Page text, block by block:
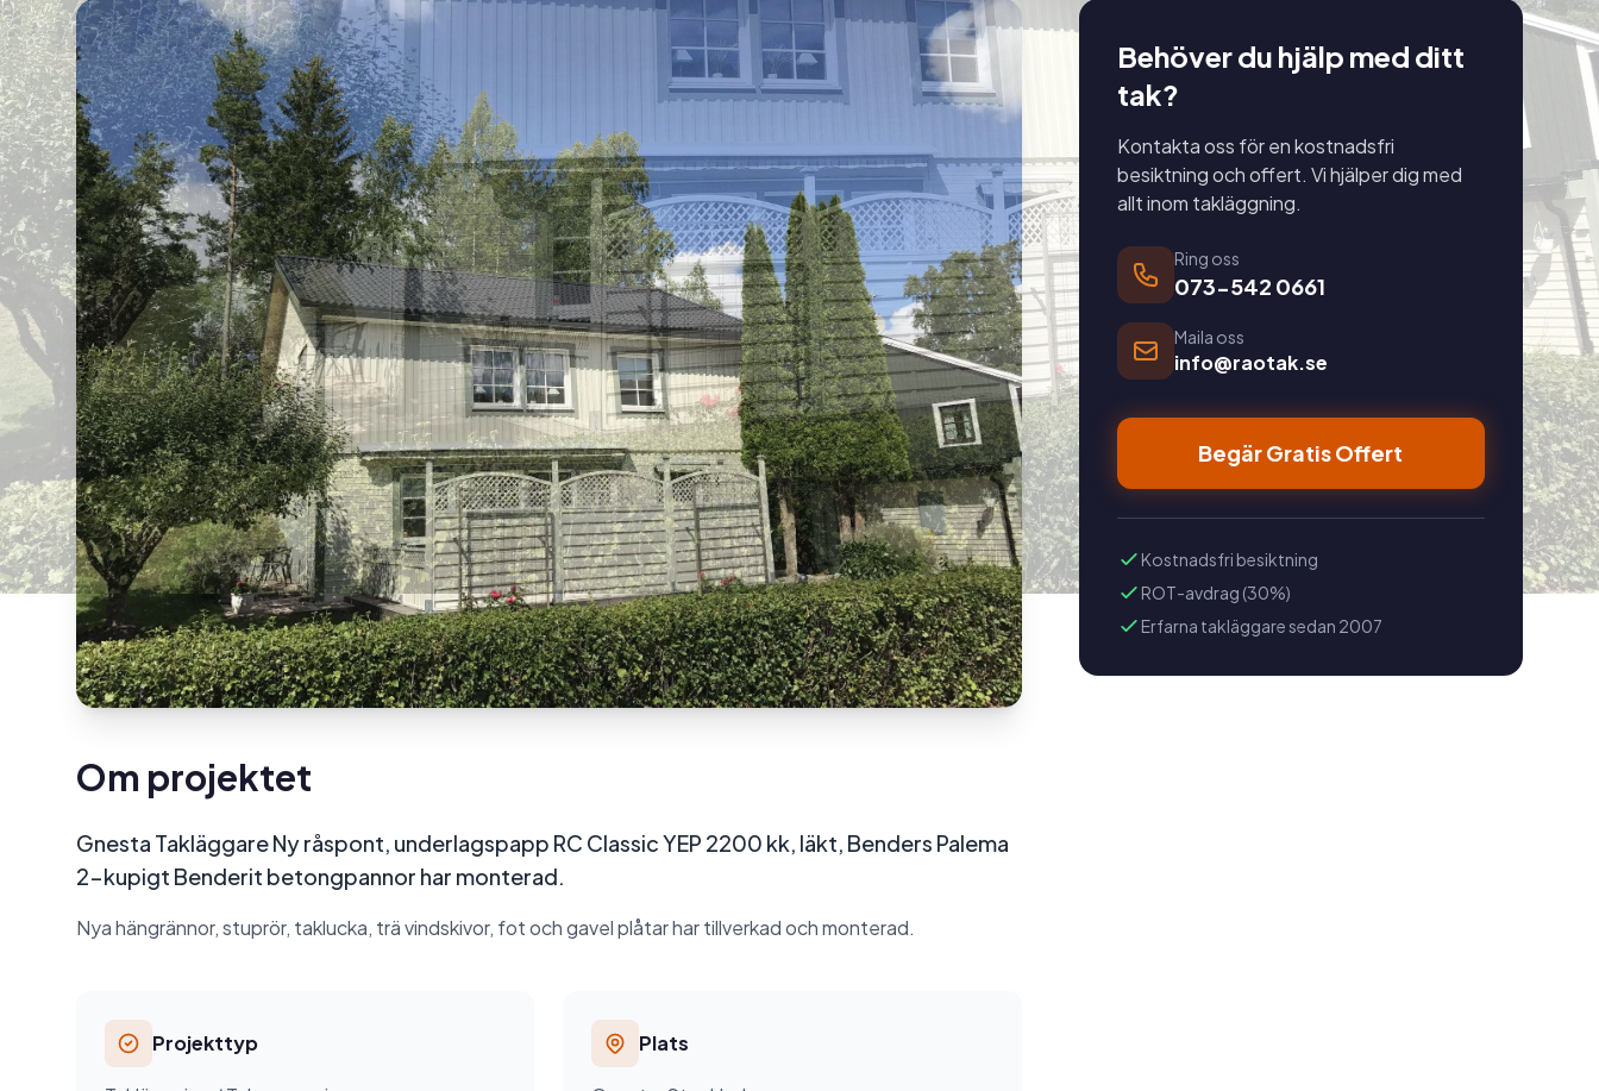
Om projektet
Gnesta Takläggare Ny råspont, underlagspapp RC Classic YEP 2200 kk, läkt, Benders Palema
2-kupigt Benderit betongpannor har monterad.
Nya hängrännor, stuprör, taklucka, trä vindskivor, fot och gavel plåtar har tillverkad och monterad.
Projekttyp Plats
Behöver du hjälp med ditt
tak?
Kontakta oss för en kostnadsfri
besiktning och offert. Vi hjälper dig med
allt inom takläggning.
Ring oss
073-542 0661
Maila oss
info@raotak.se
Begär Gratis Offert
Kostnadsfri besiktning
ROT-avdrag (30%)
Erfarna takläggare sedan 2007